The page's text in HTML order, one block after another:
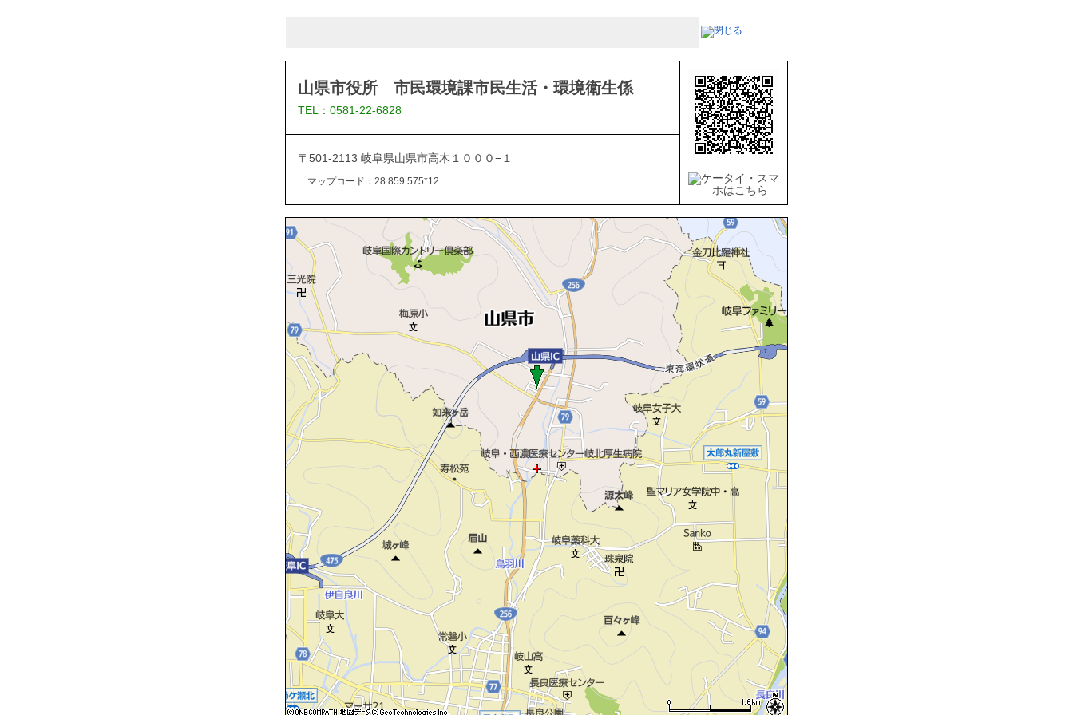
山県市役所 市民環境課市民生活・環境衛生係
TEL：0581-22-6828
〒501-2113 岐阜県山県市高木１０００−１
マップコード：28 859 575*12